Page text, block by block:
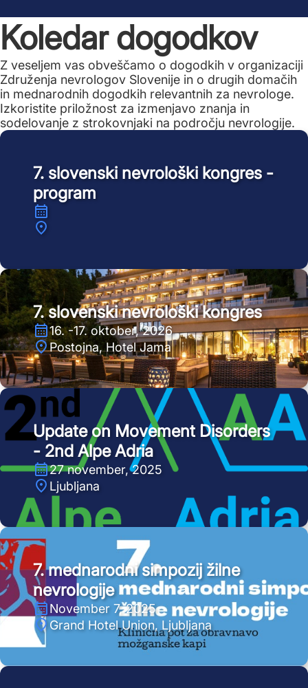
Koledar dogodkov
Z veseljem vas obveščamo o dogodkih v organizaciji
Združenja nevrologov Slovenije in o drugih domačih
in mednarodnih dogodkih relevantnih za nevrologe.
Izkoristite priložnost za izmenjavo znanja in
sodelovanje z strokovnjaki na področju nevrologije.
7. slovenski nevrološki kongres -
program
7. slovenski nevrološki kongres
16. -17. oktober, 2026
Postojna, Hotel Jama
Update on Movement Disorders
- 2nd Alpe Adria
27 november, 2025
Ljubljana
7. mednarodni simpozij žilne
nevrologije
November 7, 2025
Grand Hotel Union, Ljubljana